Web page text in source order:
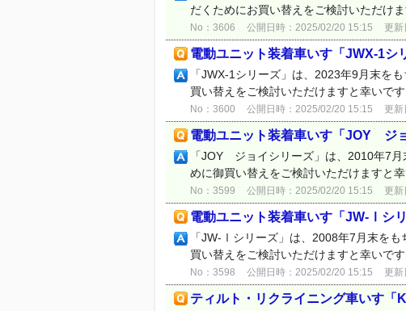
だくためにお買い替えをご検討いただけ
No：3606 公開日時：2025/02/20 15:15 更新
電動ユニット装着車いす「JWX-1シ
「JWX-1シリーズ」は、2023年9月末を
買い替えをご検討いただけますと幸いで
No：3600 公開日時：2025/02/20 15:15 更新
電動ユニット装着車いす「JOY ジ
「JOY ジョイシリーズ」は、2010年7
めに御買い替えをご検討いただけますと
No：3599 公開日時：2025/02/20 15:15 更新
電動ユニット装着車いす「JW-Ⅰシ
「JW-Ⅰシリーズ」は、2008年7月末を
買い替えをご検討いただけますと幸いで
No：3598 公開日時：2025/02/20 15:15 更新
ティルト・リクライニング車いす「